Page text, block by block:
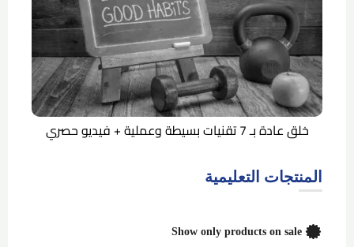
خلق عادة بـ 7 تقنيات بسيطة وعملية + فيديو حصري
المنتجات التعليمية
Show only products on sale